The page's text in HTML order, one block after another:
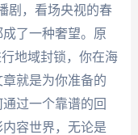
剧，看场央视的春
了一种奢望。原
地域封锁，你在海
就是为你准备的
过一个靠谱的回
容世界，无论是